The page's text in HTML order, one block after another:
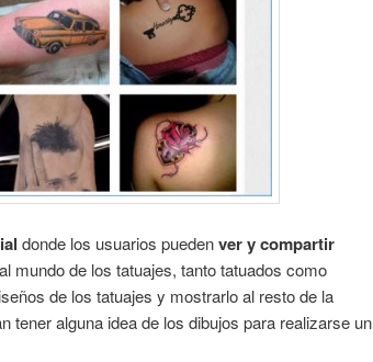
donde los usuarios puedenver y compartir
mundo de los tatuajes, tanto tatuados como
de los tatuajes y mostrarlo al resto de la
tener alguna idea de los dibujos para realizarse un